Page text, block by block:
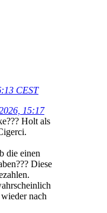
CEST
15:17
Holt als
die einen
Diese
nach